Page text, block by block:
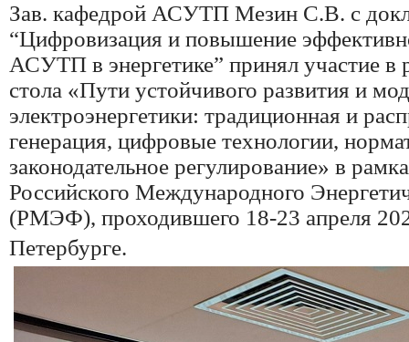
Зав. кафедрой АСУТП Мезин С.В. с
“Цифровизация и повышение
АСУТП в энергетике” принял участие в
стола «Пути устойчивого развития и
электроэнергетики: традиционная и
генерация, цифровые технологии,
законодательное регулирование» в
Российского Международного
(РМЭФ), проходившего 18-23 апреля
Петербурге.